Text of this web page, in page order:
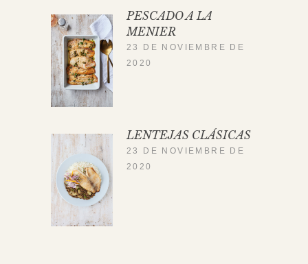
PESCADO A LA
MENIER
23 DE NOVIEMBRE DE
2020
LENTEJAS CLÁSICAS
23 DE NOVIEMBRE DE
2020